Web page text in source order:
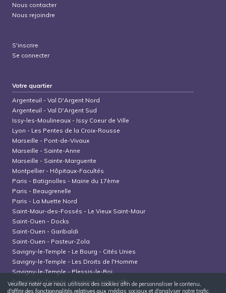
Nous contacter
Nous rejoindre
S'inscrire
Se connecter
Votre quartier
Argenteuil -Val D'Argent Nord
Argenteuil -Val D'Argent Sud
Issy-les-Moulineaux - Issy Coeur de Ville
Lyon - Les Pentes de la Croix-Rousse
Marseille - Pont-de-Vivaux
Marseille - Sainte-Anne
Marseille - Sainte-Marguerite
Montpellier- Hôpitaux-Facultés
Paris - Batignolles - Mairie du 17ème
Paris - Beaugrenelle
Paris - La Muette Nord
Saint-Maur-des-Fossés - Le Vieux Saint-Maur
Saint-Ouen - Docks
Saint-Ouen - Garibaldi
Saint-Ouen - Pasteur-Zola
Savigny-le-Temple - Le Bourg - Cités Unies
Savigny-le-Temple - Les Droits de l'Homme
Savigny-le-Temple-Plessis-le-Roi
Savigny-le-Temple -Savigny Centre Ville
Veuillez noter que nous utilisons des cookies afin de personnaliser le contenu,
d'offrir des fonctionnalités relatives aux médias sociaux et d'analyser notre trafic.